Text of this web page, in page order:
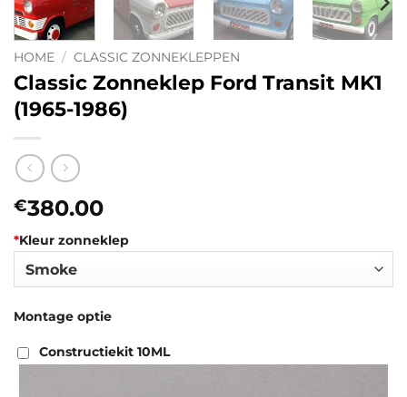
HOME / CLASSIC ZONNEKLEPPEN
Classic Zonneklep Ford Transit MK1
(1965-1986)
€380.00
*Kleur zonneklep
Montage optie
Constructiekit 10ML